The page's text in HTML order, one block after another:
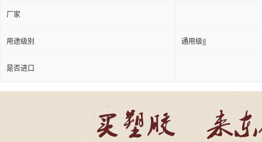
厂家
用途级别 通用级|||
是否进口